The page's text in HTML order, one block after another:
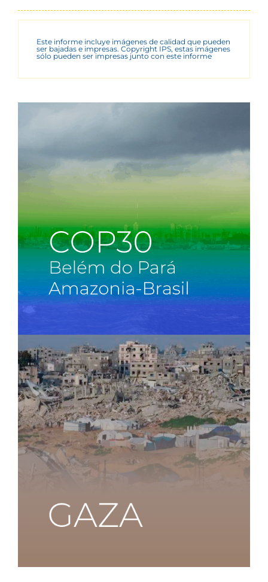
Este informe incluye imágenes de calidad que pueden
ser bajadas e impresas. Copyright IPS, estas imágenes
sólo pueden ser impresas junto con este informe